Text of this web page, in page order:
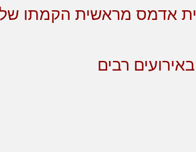
אדמס מראשית הקמתו של
רבים